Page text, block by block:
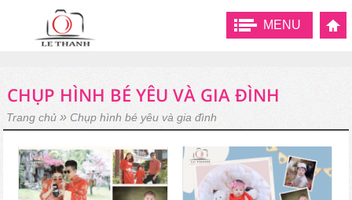
MENU
CHỤP HÌNH BÉ YÊU VÀ GIA ĐÌNH
Trang chủ » Chụp hình bé yêu và gia đình